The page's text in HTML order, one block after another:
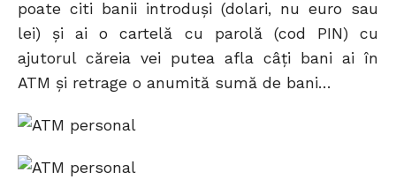
poate citi banii introduşi (dolari, nu euro sau
lei) şi ai o cartelă cu parolă (cod PIN) cu
ajutorul căreia vei putea afla câţi bani ai în
ATM şi retrage o anumită sumă de bani…